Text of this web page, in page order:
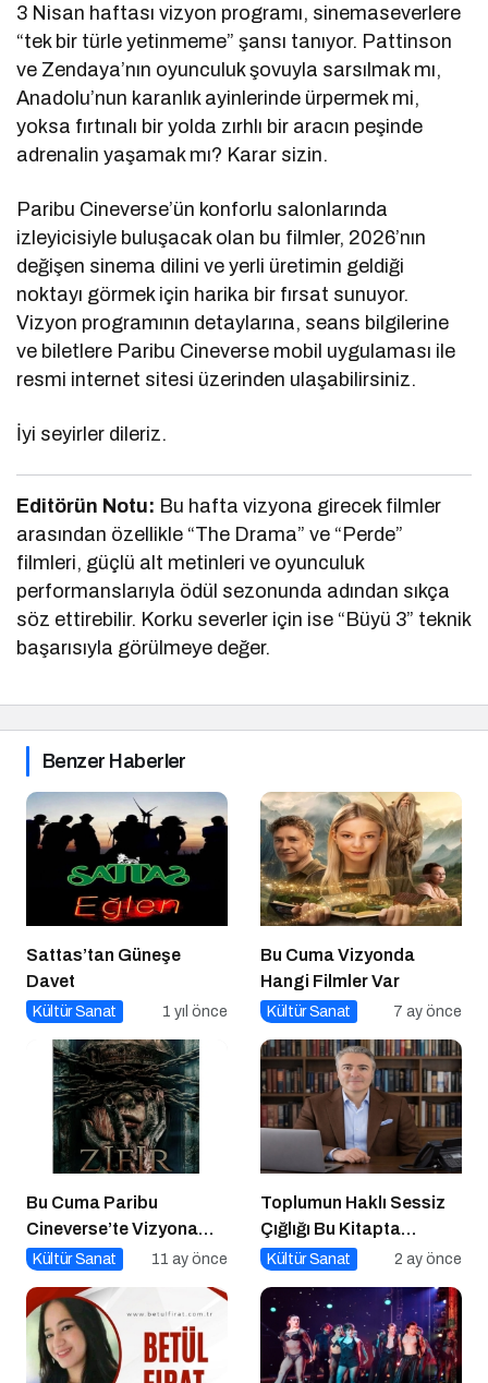
3 Nisan haftası vizyon programı, sinemaseverlere
“tek bir türle yetinmeme” şansı tanıyor. Pattinson
ve Zendaya’nın oyunculuk şovuyla sarsılmak mı,
Anadolu’nun karanlık ayinlerinde ürpermek mi,
yoksa fırtınalı bir yolda zırhlı bir aracın peşinde
adrenalin yaşamak mı? Karar sizin.
Paribu Cineverse’ün konforlu salonlarında
izleyicisiyle buluşacak olan bu filmler, 2026’nın
değişen sinema dilini ve yerli üretimin geldiği
noktayı görmek için harika bir fırsat sunuyor.
Vizyon programının detaylarına, seans bilgilerine
ve biletlere Paribu Cineverse mobil uygulaması ile
resmi internet sitesi üzerinden ulaşabilirsiniz.
İyi seyirler dileriz.
Editörün Notu: Bu hafta vizyona girecek filmler
arasından özellikle “The Drama” ve “Perde”
filmleri, güçlü alt metinleri ve oyunculuk
performanslarıyla ödül sezonunda adından sıkça
söz ettirebilir. Korku severler için ise “Büyü 3” teknik
başarısıyla görülmeye değer.
Benzer Haberler
Sattas’tan Güneşe
Davet
Kültür Sanat 1 yıl önce
Bu Cuma Vizyonda
Hangi Filmler Var
Kültür Sanat 7 ay önce
Bu Cuma Paribu
Cineverse’te Vizyona
Girecek Filmler
Kültür Sanat 11 ay önce
Toplumun Haklı Sessiz
Çığlığı Bu Kitapta
Toplandı
Kültür Sanat 2 ay önce